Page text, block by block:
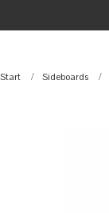
Start Sideboards